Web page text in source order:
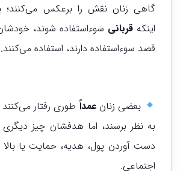
گاهی زنان نقش را برعکس می‌کنند؛
اینکهقربانی سوءاستفاده شوند،
قصد سوءاستفاده دارند، استفاده می‌کنند.
بعضی زنانعمداً طوری رفتار
به نظر برسند، اما هدفشان چیز
دست آوردن پول، هدیه، حمایت یا
اجتماعی.